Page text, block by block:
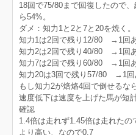
18回で75/80まで回復したので
ら54%。
ダメ：知力1と2と7と20を焼く。
知力1は2回で残り12/80 →1回
知力2は2回で残り40/80 →1回
知力7は2回で残り60/80 →1回
知力20は3回で残り57/80 →1回
もし知力2が焙烙4回で倒せる
速度低下は速度を上げた馬が短
確認
1.4倍は走れず1.45倍は走れた
より高い、なので0.7